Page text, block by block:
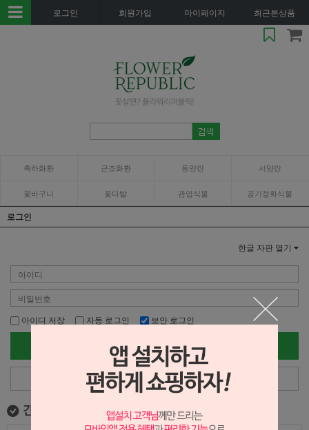
로그인 회원가입 마이페이지 최근본상품
축하화환 근조화환 동양란 서양란
꽃바구니 꽃다발 관엽식물 공기정화식물
로그인
한글 자판 열기
아이디 저장 자동 로그인 보안 로그인
로그인
아이디/비밀번호 찾기